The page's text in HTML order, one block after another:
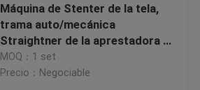
Máquina de Stenter de la tela,
trama auto/mecánica
Straightner de la aprestadora de
Stenter
MOQ：1 set
Precio：Negociable